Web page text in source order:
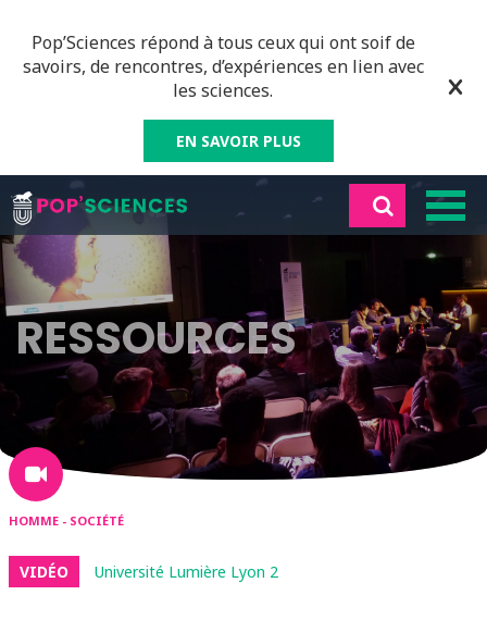
Pop’Sciences répond à tous ceux qui ont soif de
savoirs, de rencontres, d’expériences en lien avec
les sciences.
EN SAVOIR PLUS
RESSOURCES
HOMME - SOCIÉTÉ
VIDÉO Université Lumière Lyon 2